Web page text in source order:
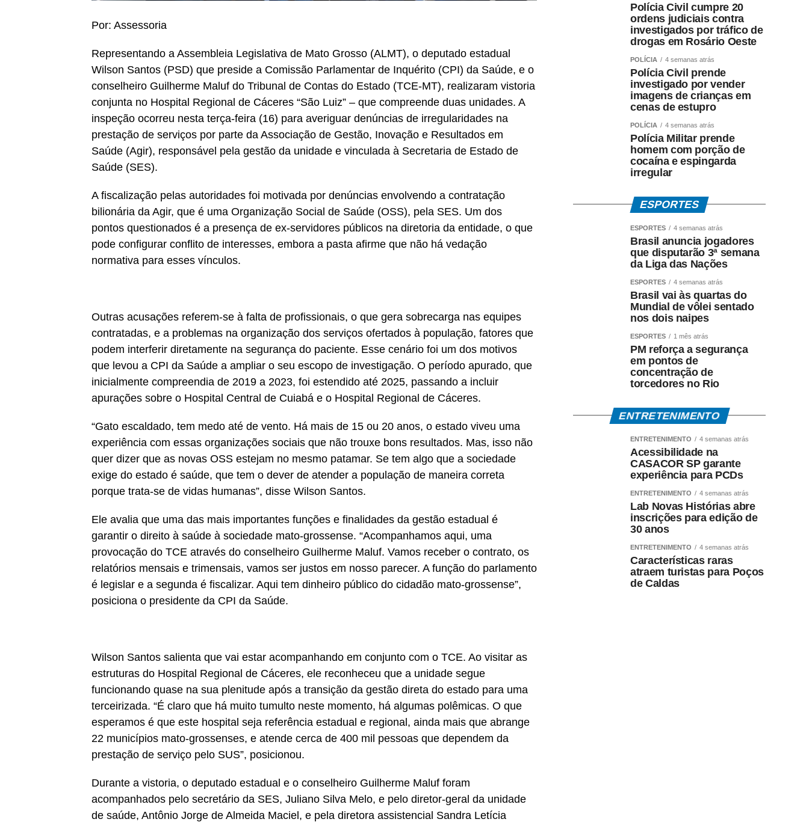
Por: Assessoria
Representando a Assembleia Legislativa de Mato Grosso (ALMT), o deputado estadual
Wilson Santos (PSD) que preside a Comissão Parlamentar de Inquérito (CPI) da Saúde, e o
conselheiro Guilherme Maluf do Tribunal de Contas do Estado (TCE-MT), realizaram vistoria
conjunta no Hospital Regional de Cáceres “São Luiz” – que compreende duas unidades. A
inspeção ocorreu nesta terça-feira (16) para averiguar denúncias de irregularidades na
prestação de serviços por parte da Associação de Gestão, Inovação e Resultados em
Saúde (Agir), responsável pela gestão da unidade e vinculada à Secretaria de Estado de
Saúde (SES).
A fiscalização pelas autoridades foi motivada por denúncias envolvendo a contratação
bilionária da Agir, que é uma Organização Social de Saúde (OSS), pela SES. Um dos
pontos questionados é a presença de ex-servidores públicos na diretoria da entidade, o que
pode configurar conflito de interesses, embora a pasta afirme que não há vedação
normativa para esses vínculos.
Outras acusações referem-se à falta de profissionais, o que gera sobrecarga nas equipes
contratadas, e a problemas na organização dos serviços ofertados à população, fatores que
podem interferir diretamente na segurança do paciente. Esse cenário foi um dos motivos
que levou a CPI da Saúde a ampliar o seu escopo de investigação. O período apurado, que
inicialmente compreendia de 2019 a 2023, foi estendido até 2025, passando a incluir
apurações sobre o Hospital Central de Cuiabá e o Hospital Regional de Cáceres.
“Gato escaldado, tem medo até de vento. Há mais de 15 ou 20 anos, o estado viveu uma
experiência com essas organizações sociais que não trouxe bons resultados. Mas, isso não
quer dizer que as novas OSS estejam no mesmo patamar. Se tem algo que a sociedade
exige do estado é saúde, que tem o dever de atender a população de maneira correta
porque trata-se de vidas humanas”, disse Wilson Santos.
Ele avalia que uma das mais importantes funções e finalidades da gestão estadual é
garantir o direito à saúde à sociedade mato-grossense. “Acompanhamos aqui, uma
provocação do TCE através do conselheiro Guilherme Maluf. Vamos receber o contrato, os
relatórios mensais e trimensais, vamos ser justos em nosso parecer. A função do parlamento
é legislar e a segunda é fiscalizar. Aqui tem dinheiro público do cidadão mato-grossense”,
posiciona o presidente da CPI da Saúde.
Wilson Santos salienta que vai estar acompanhando em conjunto com o TCE. Ao visitar as
estruturas do Hospital Regional de Cáceres, ele reconheceu que a unidade segue
funcionando quase na sua plenitude após a transição da gestão direta do estado para uma
terceirizada. “É claro que há muito tumulto neste momento, há algumas polêmicas. O que
esperamos é que este hospital seja referência estadual e regional, ainda mais que abrange
22 municípios mato-grossenses, e atende cerca de 400 mil pessoas que dependem da
prestação de serviço pelo SUS”, posicionou.
Durante a vistoria, o deputado estadual e o conselheiro Guilherme Maluf foram
acompanhados pelo secretário da SES, Juliano Silva Melo, e pelo diretor-geral da unidade
de saúde, Antônio Jorge de Almeida Maciel, e pela diretora assistencial Sandra Letícia
Polícia Civil cumpre 20
ordens judiciais contra
investigados por tráfico de
drogas em Rosário Oeste
POLÍCIA 4 semanas atrás
Polícia Civil prende
investigado por vender
imagens de crianças em
cenas de estupro
POLÍCIA 4 semanas atrás
Polícia Militar prende
homem com porção de
cocaína e espingarda
irregular
ESPORTES
ESPORTES 4 semanas atrás
Brasil anuncia jogadores
que disputarão 3ª semana
da Liga das Nações
ESPORTES 4 semanas atrás
Brasil vai às quartas do
Mundial de vôlei sentado
nos dois naipes
ESPORTES 1 mês atrás
PM reforça a segurança
em pontos de
concentração de
torcedores no Rio
ENTRETENIMENTO
ENTRETENIMENTO 4 semanas atrás
Acessibilidade na
CASACOR SP garante
experiência para PCDs
ENTRETENIMENTO 4 semanas atrás
Lab Novas Histórias abre
inscrições para edição de
30 anos
ENTRETENIMENTO 4 semanas atrás
Características raras
atraem turistas para Poços
de Caldas